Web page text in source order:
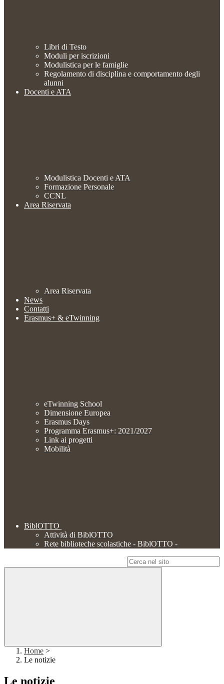
Libri di Testo
Moduli per iscrizioni
Modulistica per le famiglie
Regolamento di disciplina e comportamento degli
alunni
Docenti e ATA
Modulistica Docenti e ATA
Formazione Personale
CCNL
Area Riservata
Area Riservata
News
Contatti
Erasmus+ & eTwinning
eTwinning School
Dimensione Europea
Erasmus Days
Programma Erasmus+: 2021/2027
Link ai progetti
Mobilità
BiblOTTO
Attività di BiblOTTO
Rete biblioteche scolastiche - BiblOTTO -
Home >
Le notizie
Le notizie